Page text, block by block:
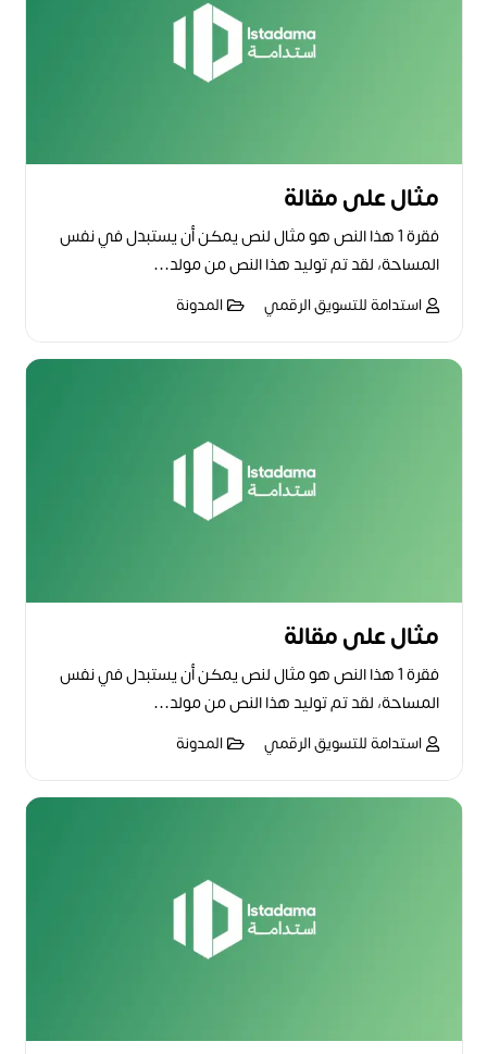
مثال على مقالة
فقرة 1 هذا النص هو مثال لنص يمكن أن يستبدل في نفس
المساحة، لقد تم توليد هذا النص من مولد…
استدامة للتسويق الرقمي المدونة
مثال على مقالة
فقرة 1 هذا النص هو مثال لنص يمكن أن يستبدل في نفس
المساحة، لقد تم توليد هذا النص من مولد…
استدامة للتسويق الرقمي المدونة